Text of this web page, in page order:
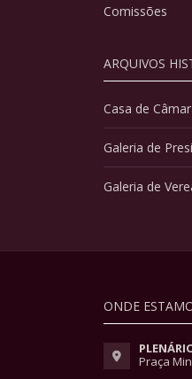
Comissões
ARQUIVOS
Casa de
Galeria de
Galeria de
ONDE
Praça